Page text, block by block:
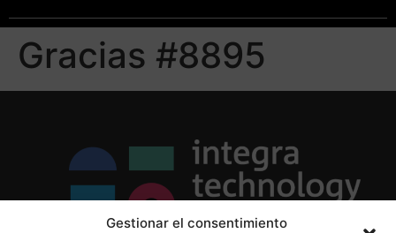
Gestionar el consentimiento
Gracias #8895